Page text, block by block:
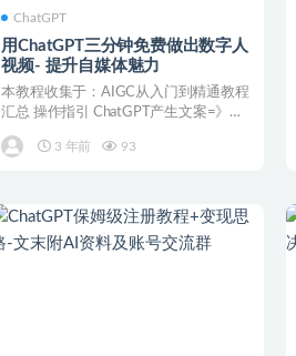
ChatGPT
用ChatGPT三分钟免费做出数字人
视频- 提升自媒体魅力
本教程收集于：AIGC从入门到精通教程
汇总 操作指引 ChatGPT产生文案=》腾
3 年前
93